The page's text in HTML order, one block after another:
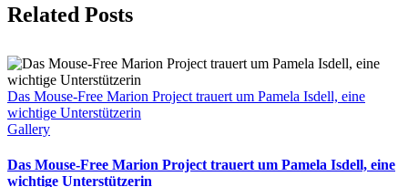
Facebook
X
LinkedIn
WhatsApp
Tumblr
Pinterest
Email
Related Posts
Das Mouse-Free Marion Project trauert um Pamela Isdell, eine
wichtige Unterstützerin
Gallery
Das Mouse-Free Marion Project trauert um Pamela Isdell, eine
wichtige Unterstützerin